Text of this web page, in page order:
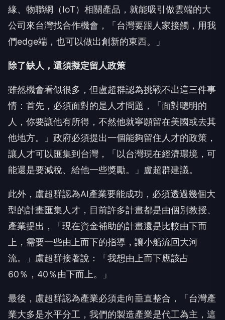
緣、物聯網（IoT）相關產品，就能吸引做雲端的大
公司來台灣找合作機會，「台灣要跟人家接觸，用我
們edge端，也可以做出創新的東西。」
除了缺人，還須擬定留人政策
雖然機會看似很多，但盧超群認為挑戰不出這三件事
情：首先，必須面對的是人才問題，「面對聰明的
人，你要讓他有所得，不然他就寧願留在美國或去其
他地方。」政府必須提出一個能夠留住人才的政策，
讓人才可以匯集到台灣，「以台灣現在經濟環境，可
能還是要減稅、給他一些獎勵。」盧超群建議。
此外，盧超群認為AI產業要能成功，必須透過幾個大
型的計畫匯集人才，目前許多計畫都是由個別教授、
產業提出，「現在資金補助的計畫還是比較由下而
上，需要一些由上而下的指導，讓小船流回大河
流。」盧超群接著說：「我想由上而下應該占
60％，40％由下而上。」
最後，盧超群認為產業必須走向垂直整合，「台灣產
業大多是水平分工，我們的製造產業是代工為主，這